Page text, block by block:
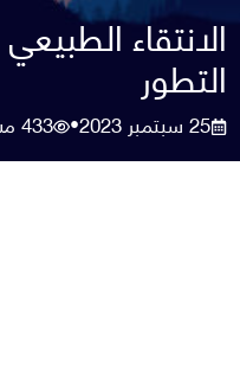
الانتقاء
التطور
25 سبتمبر 2023 •
433